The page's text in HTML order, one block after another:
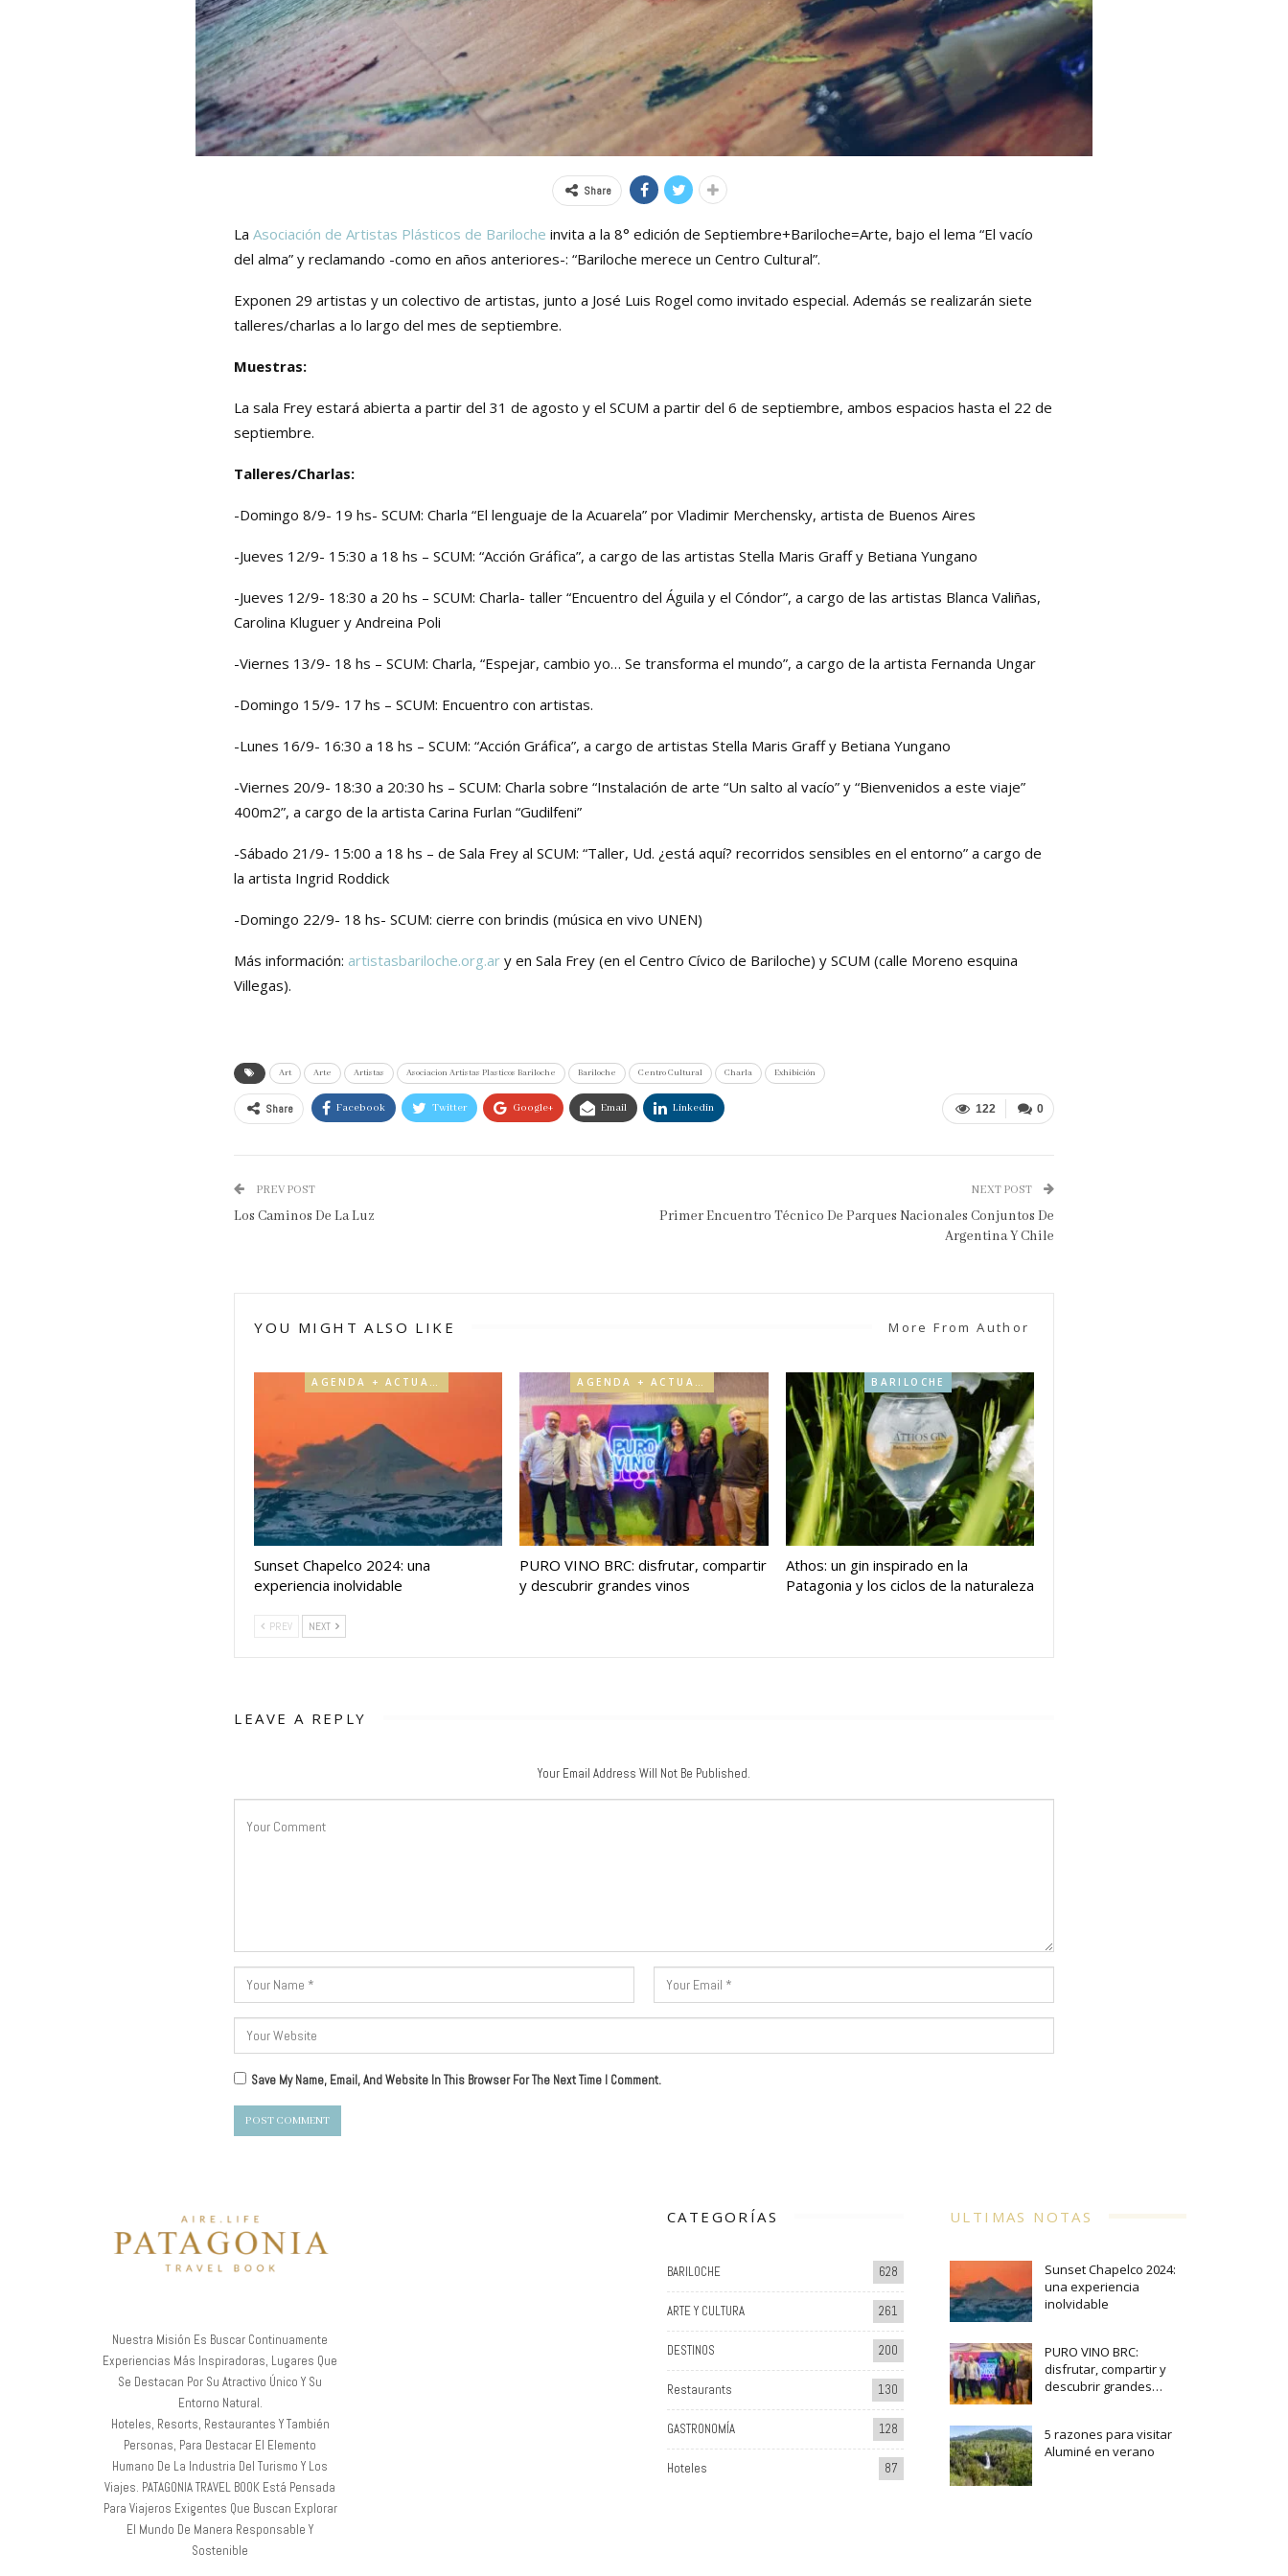
Share
LaAsociación deArtistas Plásticos de Bariloche invita a la 8° edición de Septiembre+Bariloche=Arte, bajo el lema “El vacío
del alma” y reclamando -como en años anteriores-: “Bariloche merece un Centro Cultural”.
Exponen 29artistas y un colectivo deartistas, junto a José Luis Rogel como invitado especial. Además se realizarán siete
talleres/charlas a lo largo del mes de septiembre.
Muestras:
La sala Frey estará abierta a partir del 31 de agosto y el SCUM a partir del 6 de septiembre, ambos espacios hasta el 22 de
septiembre.
Talleres/Charlas:
-Domingo 8/9- 19 hs- SCUM: Charla “El lenguaje de la Acuarela” por Vladimir Merchensky,artista de Buenos Aires
-Jueves 12/9- 15:30 a 18 hs – SCUM: “Acción Gráfica”, a cargo de lasartistas Stella Maris Graff y Betiana Yungano
-Jueves 12/9- 18:30 a 20 hs – SCUM: Charla- taller “Encuentro del Águila y el Cóndor”, a cargo de lasartistas Blanca Valiñas,
Carolina Kluguer y Andreina Poli
-Viernes 13/9- 18 hs – SCUM: Charla, “Espejar, cambio yo… Se transforma el mundo”, a cargo de laartista Fernanda Ungar
-Domingo 15/9- 17 hs – SCUM: Encuentro conartistas.
-Lunes 16/9- 16:30 a 18 hs – SCUM: “Acción Gráfica”, a cargo deartistas Stella Maris Graff y Betiana Yungano
-Viernes 20/9- 18:30 a 20:30 hs – SCUM: Charla sobre “Instalación de arte “Un salto al vacío” y “Bienvenidos a este viaje”
400m2”, a cargo de laartista Carina Furlan “Gudilfeni”
-Sábado 21/9- 15:00 a 18 hs – de Sala Frey al SCUM: “Taller, Ud. ¿está aquí? recorridos sensibles en el entorno” a cargo de
laartista Ingrid Roddick
-Domingo 22/9- 18 hs- SCUM: cierre con brindis (música en vivo UNEN)
Más información: artistasbariloche.org.ar y en Sala Frey (en el Centro Cívico de Bariloche) y SCUM (calle Moreno esquina
Villegas).
Art Arte Artistas Asociacion Artistas Plasticos Bariloche Bariloche Centro Cultural Charla Exhibición
0
122
Share Facebook Twitter Google+ Email Linkedin
PREV POST
Los Caminos De La Luz
NEXT POST
Primer Encuentro Técnico De Parques Nacionales Conjuntos De
Argentina Y Chile
YOU MIGHT ALSO LIKE More From Author
Sunset Chapelco 2024: una
experiencia inolvidable
PURO VINO BRC: disfrutar, compartir
y descubrir grandes vinos
BARILOCHE
Athos: un gin inspirado en la
Patagonia y los ciclos de la naturaleza
PREV NEXT
LEAVE A REPLY
Your Email Address Will Not Be Published.
Save My Name, Email, And Website In This Browser For The Next Time I Comment.
Nuestra Misión Es Buscar Continuamente
Experiencias Más Inspiradoras, Lugares Que
Se Destacan Por Su Atractivo Único Y Su
Entorno Natural.
Hoteles, Resorts, Restaurantes Y También
Personas, Para Destacar El Elemento
Humano De La Industria Del Turismo Y Los
Viajes. PATAGONIA TRAVEL BOOK Está Pensada
Para Viajeros Exigentes Que Buscan Explorar
El Mundo De Manera Responsable Y
Sostenible
CATEGORÍAS
BARILOCHE 628
ARTE Y CULTURA 261
DESTINOS 200
Restaurants 130
GASTRONOMÍA 128
Hoteles 87
ULTIMAS NOTAS
Sunset Chapelco 2024:
una experiencia
inolvidable
PURO VINO BRC:
disfrutar, compartir y
descubrir grandes…
5 razones para visitar
Aluminé en verano